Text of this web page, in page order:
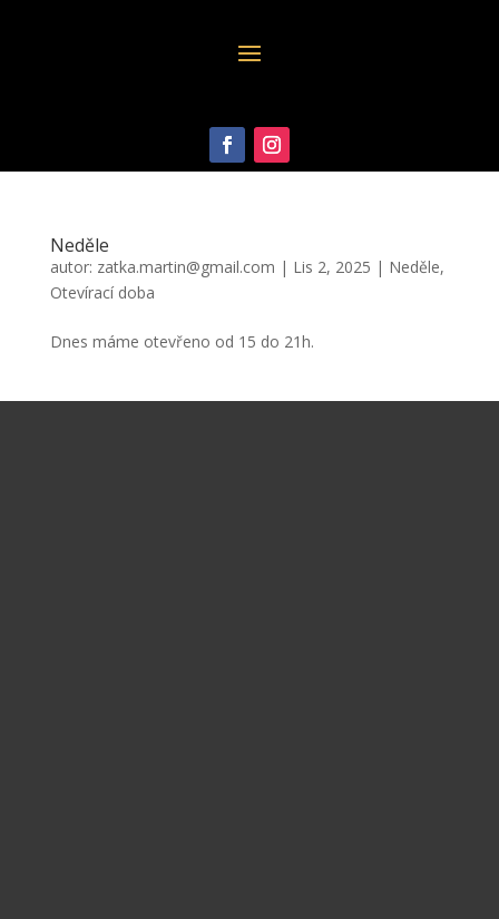
Neděle
autor: zatka.martin@gmail.com | Lis 2, 2025 | Neděle,
Otevírací doba
Dnes máme otevřeno od 15 do 21h.